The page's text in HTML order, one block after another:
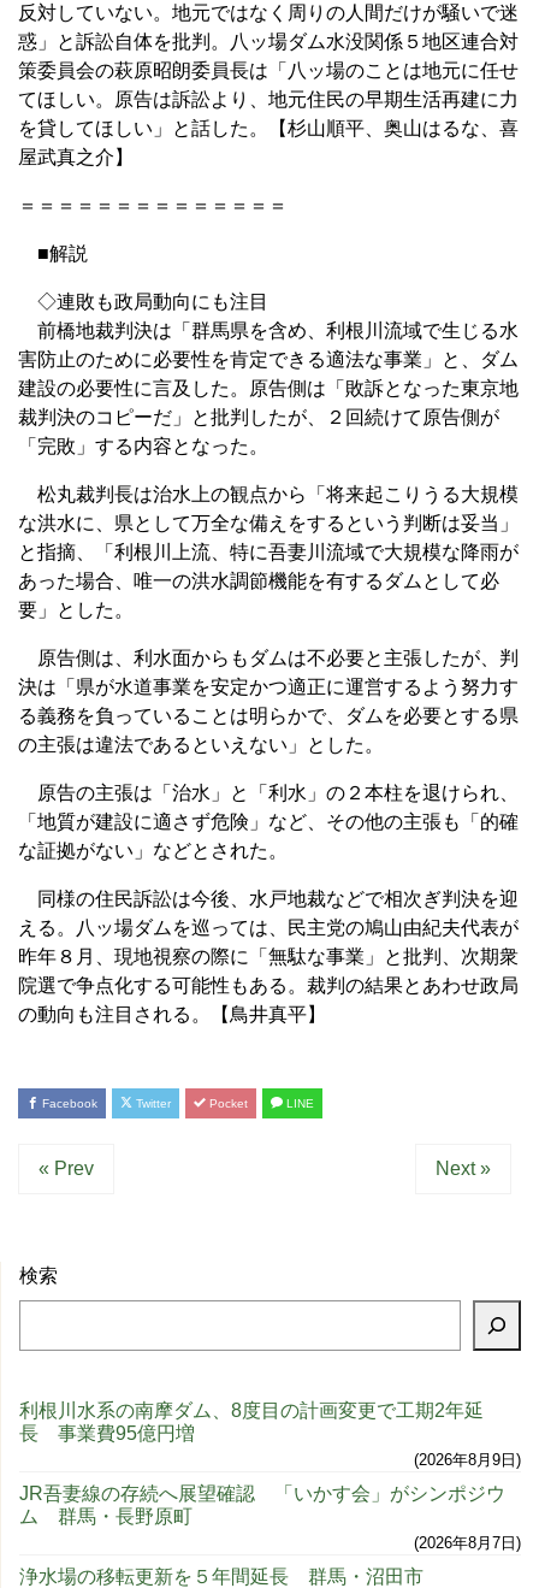
反対していない。地元ではなく周りの人間だけが騒いで迷
惑」と訴訟自体を批判。八ッ場ダム水没関係５地区連合対
策委員会の萩原昭朗委員長は「八ッ場のことは地元に任せ
てほしい。原告は訴訟より、地元住民の早期生活再建に力
を貸してほしい」と話した。【杉山順平、奥山はるな、喜
屋武真之介】
＝＝＝＝＝＝＝＝＝＝＝＝＝＝
■解説
◇連敗も政局動向にも注目
前橋地裁判決は「群馬県を含め、利根川流域で生じる水
害防止のために必要性を肯定できる適法な事業」と、ダム
建設の必要性に言及した。原告側は「敗訴となった東京地
裁判決のコピーだ」と批判したが、２回続けて原告側が
「完敗」する内容となった。
松丸裁判長は治水上の観点から「将来起こりうる大規模
な洪水に、県として万全な備えをするという判断は妥当」
と指摘、「利根川上流、特に吾妻川流域で大規模な降雨が
あった場合、唯一の洪水調節機能を有するダムとして必
要」とした。
原告側は、利水面からもダムは不必要と主張したが、判
決は「県が水道事業を安定かつ適正に運営するよう努力す
る義務を負っていることは明らかで、ダムを必要とする県
の主張は違法であるといえない」とした。
原告の主張は「治水」と「利水」の２本柱を退けられ、
「地質が建設に適さず危険」など、その他の主張も「的確
な証拠がない」などとされた。
同様の住民訴訟は今後、水戸地裁などで相次ぎ判決を迎
える。八ッ場ダムを巡っては、民主党の鳩山由紀夫代表が
昨年８月、現地視察の際に「無駄な事業」と批判、次期衆
院選で争点化する可能性もある。裁判の結果とあわせ政局
の動向も注目される。【鳥井真平】
Facebook Twitter Pocket LINE
« Prev Next »
検索
利根川水系の南摩ダム、8度目の計画変更で工期2年延
長 事業費95億円増
2026年8月9日
JR吾妻線の存続へ展望確認 「いかす会」がシンポジウ
ム 群馬・長野原町
2026年8月7日
浄水場の移転更新を５年間延長 群馬・沼田市